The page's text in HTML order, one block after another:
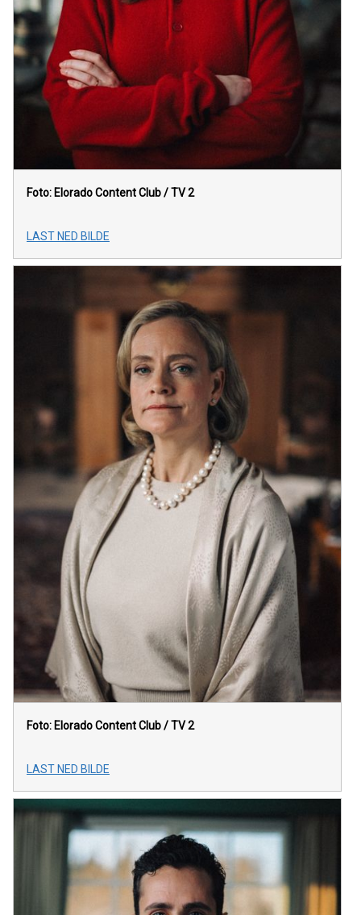
Foto: Elorado Content Club / TV 2
LAST NED BILDE
Foto: Elorado Content Club / TV 2
LAST NED BILDE